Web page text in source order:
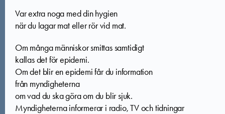
Var extra noga med din hygien
när du lagar mat eller rör vid mat.
Om många människor smittas samtidigt
kallas det för epidemi.
Om det blir en epidemi får du information
från myndigheterna
om vad du ska göra om du blir sjuk.
Myndigheterna informerar i radio, TV och tidningar